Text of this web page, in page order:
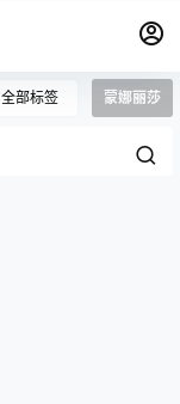
全部标签 蒙娜丽莎